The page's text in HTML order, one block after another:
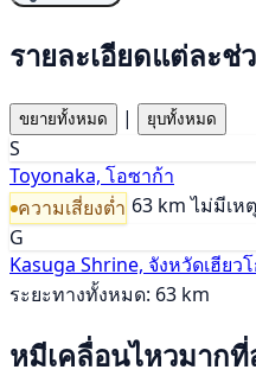
รายละเอียดแต่ละช่
ขยายทั้งหมด | ยุบทั้งหมด
S
Toyonaka, โอซาก้า
ความเสี่ยงต่ำ 63 km ไม่มีเห
G
Kasuga Shrine, จังหวัดเฮียว
ระยะทางทั้งหมด: 63 km
หมีเคลื่อนไหวมากที่